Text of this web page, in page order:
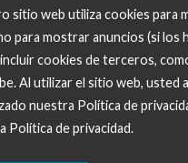
sitio web utiliza cookies para
para mostrar anuncios (si
cookies de terceros,
Al utilizar el sitio web, usted
nuestra Política de
Política de privacidad.
Cultura y ocio
Inversiones y